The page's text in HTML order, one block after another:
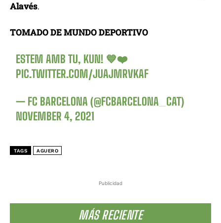
Publicidad
MÁS RECIENTE
Alavés.
TOMADO DE MUNDO DEPORTIVO
ESTEM AMB TU, KUN! 💙❤️
PIC.TWITTER.COM/JUAJMRVKAF
— FC BARCELONA (@FCBARCELONA_CAT)
NOVEMBER 4, 2021
TAGS AGUERO